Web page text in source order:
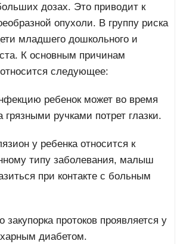
дозах. Это приводит к
опухоли. В группу риска
младшего дошкольного и
К основным причинам
следующее:
ребенок может во время
грязными ручками потрет глазки.
у ребенка относится к
типу заболевания, малыш
при контакте с больным
закупорка протоков проявляется у
диабетом.